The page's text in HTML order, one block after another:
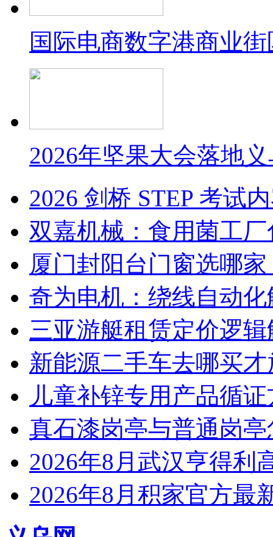
国际电商数字港商业
2026年坚果大会落地
2026 剑桥 STEP 考试
双嘉机械：食用菌工
厦门封阳台门窗选哪
奇为电机：绕线自动
三亚游艇租赁定价逻
新能源二手车去哪买
儿童补锌专用产品循
真石漆岗亭与普通岗
2026年8月武汉亨得利
2026年8月积家官方最